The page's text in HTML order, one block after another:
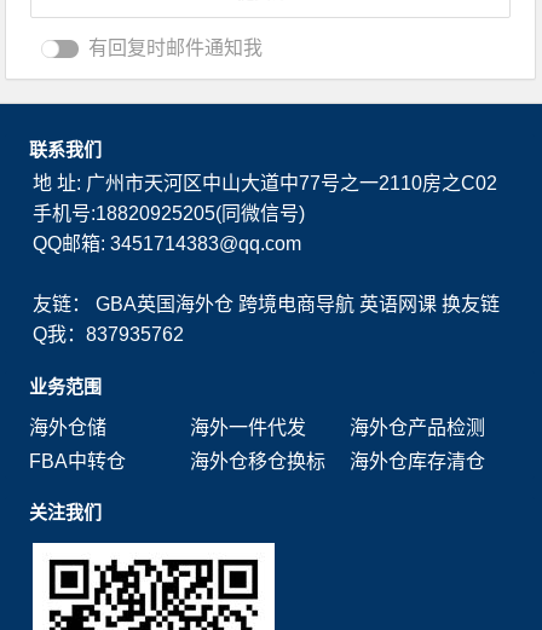
有回复时邮件通知我
联系我们
地 址: 广州市天河区中山大道中77号之一2110房之C02
手机号:18820925205(同微信号)
QQ邮箱: 3451714383@qq.com
友链：GBA英国海外仓 跨境电商导航 英语网课 换友链
Q我：837935762
业务范围
海外仓储
海外一件代发
海外仓产品检测
FBA中转仓
海外仓移仓换标 海外仓库存清仓
关注我们